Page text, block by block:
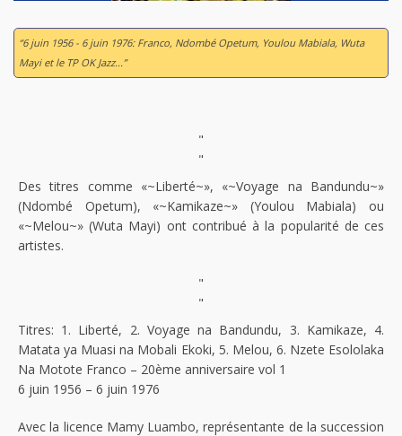
“6 juin 1956 - 6 juin 1976: Franco, Ndombé Opetum, Youlou Mabiala, Wuta
Mayi et le TP OK Jazz...”
"
"
Des titres comme «~Liberté~», «~Voyage na Bandundu~»
(Ndombé Opetum), «~Kamikaze~» (Youlou Mabiala) ou
«~Melou~» (Wuta Mayi) ont contribué à la popularité de ces
artistes.
"
"
Titres: 1. Liberté, 2. Voyage na Bandundu, 3. Kamikaze, 4.
Matata ya Muasi na Mobali Ekoki, 5. Melou, 6. Nzete Esololaka
Na Motote Franco – 20ème anniversaire vol 1
6 juin 1956 – 6 juin 1976
Avec la licence Mamy Luambo, représentante de la succession